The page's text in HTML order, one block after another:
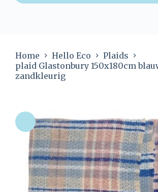
Home Hello Eco
Plaids
plaid Glastonbury 150x180cm
zandkleurig